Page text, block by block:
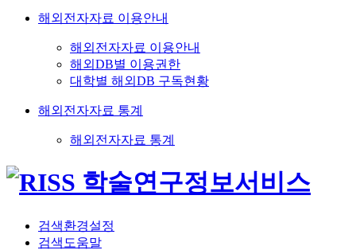
해외전자자료 이용안내
해외전자자료 이용안내
해외DB별 이용권한
대학별 해외DB 구독현황
해외전자자료 통계
해외전자자료 통계
검색환경설정
검색도움말